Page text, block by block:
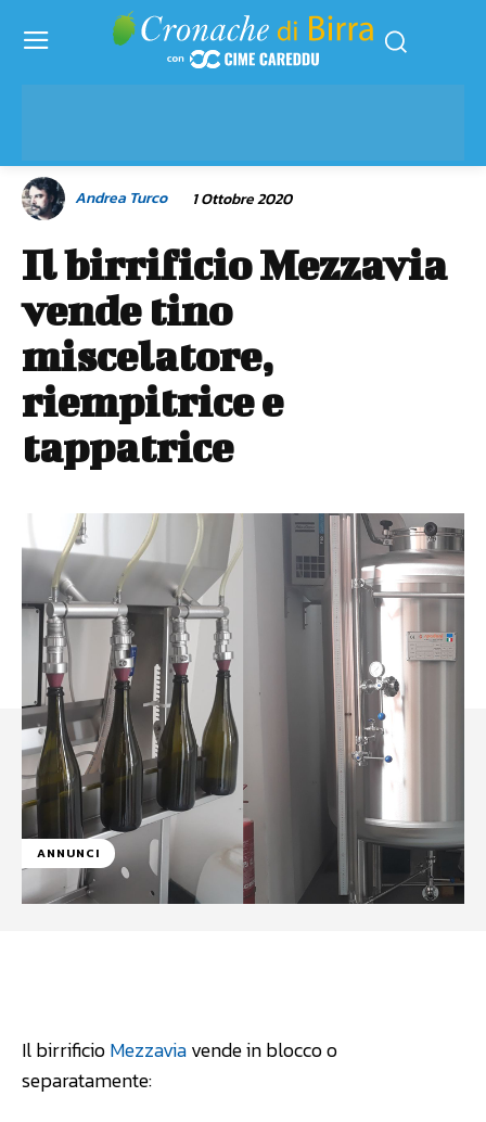
Andrea Turco 1 Ottobre 2020
Il birrificio Mezzavia
vende tino
miscelatore,
riempitrice e
tappatrice
ANNUNCI
Il birrificioMezzaviavende in blocco o
separatamente: